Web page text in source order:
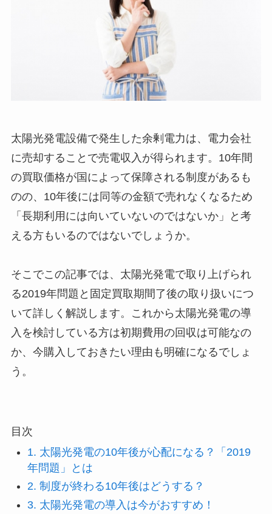
太陽光発電設備で発生した余剰電力は、電力会社
に売却することで売電収入が得られます。10年間
の買取価格が国によって保障される制度があるも
のの、10年後には同等の金額で売れなくなるため
「長期利用には向いていないのではないか」と考
える方もいるのではないでしょうか。
そこでこの記事では、太陽光発電で取り上げられ
る2019年問題と固定買取期間了後の取り扱いにつ
いて詳しく解説します。これから太陽光発電の導
入を検討している方は初期費用の回収は可能なの
か、今購入しておきたい理由も明確になるでしょ
う。
目次
1. 太陽光発電の10年後が心配になる？「2019
年問題」とは
2. 制度が終わる10年後はどうする？
3. 太陽光発電の導入は今がおすすめ！